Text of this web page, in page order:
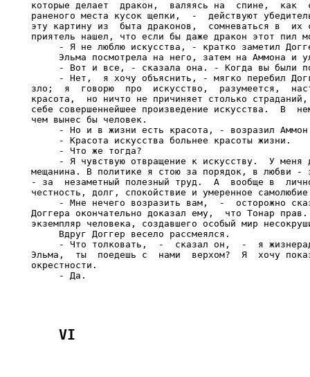
которые делает  дракон,  валяясь на  спине,  как
раненого места кусок щепки,  -  действуют
эту картину из  быта драконов,  сомневаться в  их
приятель нашел, что если бы даже дракон этот пил
- Я не люблю искусства, - кратко заметил
Эльма посмотрела на него, затем на Аммона и
- Вот и все, - сказала она. - Когда вы были
- Нет,  я хочу объяснить, - мягко перебил
зло;  я  говорю  про  искусство,  разумеется,
красота,  но ничто не причиняет столько
себе совершеннейшее произведение искусства.  В
чем вынес бы человек.
- Но и в жизни есть красота, - возразил
     - Красота искусства больнее красоты жизни.
     - Что же тогда?
- Я чувствую отвращение к искусству.  У меня
мещанина. В политике я стою за порядок, в любви -
- за  незаметный полезный труд.  А  вообще в
честность, долг, спокойствие и умеренное
- Мне нечего возразить вам,  -  осторожно
Доггера окончательно доказал ему,  что Тонар
экземпляр человека, создавшего особый мир
     Вдруг Доггер весело рассмеялся.
- Что толковать,  -  сказал он,  -  я
Эльма,  ты  поедешь с  нами  верхом?  Я  хочу
окрестности.